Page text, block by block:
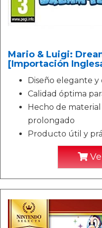
Mario & Luigi:
[Importación
Diseño elegante y
Calidad óptima
Hecho de
prolongado
Producto útil y